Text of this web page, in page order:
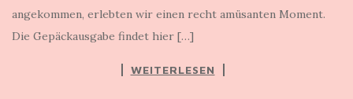
angekommen, erlebten wir einen recht amüsanten Moment.
Die Gepäckausgabe findet hier […]
WEITERLESEN